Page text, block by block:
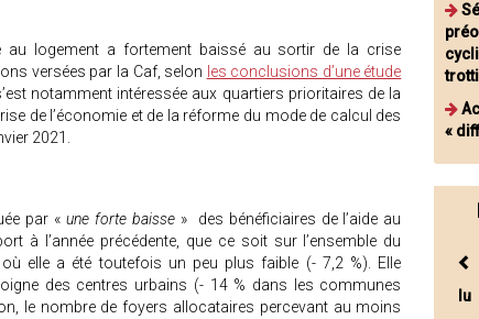
au logement a fortement baissé au sortir de la crise
versées par la Caf, selon les conclusions d’une étude
notamment intéressée aux quartiers prioritaires de la
de l’économie et de la réforme du mode de calcul des
2021.
par «une forte baisse» des bénéficiaires de l’aide au
à l’année précédente, que ce soit sur l’ensemble du
elle a été toutefois un peu plus faible (- 7,2 %). Elle
des centres urbains (- 14 % dans les communes
le nombre de foyers allocataires percevant au moins
«
lu